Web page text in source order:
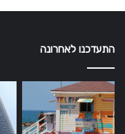
התעדכנו לאחרונה